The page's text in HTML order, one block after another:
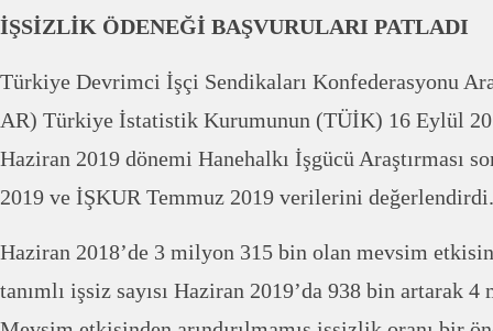
İŞSİZLİK ÖDENEĞİ BAŞVURULARI PATLADI
Türkiye Devrimci İşçi Sendikaları Konfederasyonu
AR) Türkiye İstatistik Kurumunun (TÜİK) 16 Eylül
Haziran 2019 dönemi Hanehalkı İşgücü Araştırması
2019 ve İŞKUR Temmuz 2019 verilerini değerlendirdi.
Haziran 2018’de 3 milyon 315 bin olan mevsim
tanımlı işsiz sayısı Haziran 2019’da 938 bin artarak